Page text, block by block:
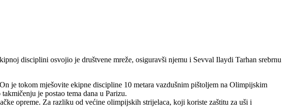
disciplini osvojio je društvene mreže, osiguravši njemu i Sevval Ilaydi Tarhan srebrnu
je tokom mješovite ekipne discipline 10 metara vazdušnim pištoljem na Olimpijskim
je postao tema dana u Parizu.
opreme. Za razliku od većine olimpijskih strijelaca, koji koriste zaštitu za uši i